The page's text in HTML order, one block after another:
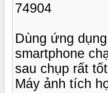
74904
Dùng ứng
smartphone
sau chụp rất
Máy ảnh tích